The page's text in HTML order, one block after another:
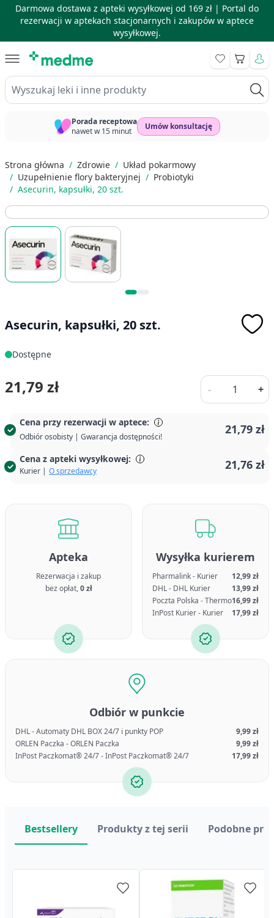
Darmowa dostawa z apteki wysyłkowej od 169 zł | Portal do
rezerwacji w aptekach stacjonarnych i zakupów w aptece
wysyłkowej.
Wyszukaj leki i inne produkty
Koszyk
Porada receptowa
nawet w 15 minut
Umów konsultację
Strona główna / Zdrowie / Układ pokarmowy
/ Uzupełnienie flory bakteryjnej / Probiotyki
/ Asecurin, kapsułki, 20 szt.
Asecurin, kapsułki, 20 szt.
Dostępne
Cena przy rezerwacji w aptece:
Odbiór osobisty | Gwarancja dostępności!
21,79 zł
Cena z apteki wysyłkowej:
Kurier | O sprzedawcy 21,76 zł
21,79 zł -
Ilość
+
Apteka
Rezerwacja i zakup
bez opłat,0 zł
Wysyłka kurierem
Pharmalink - Kurier
12,99 zł
DHL - DHL Kurier
13,99 zł
Poczta Polska - Thermo16,99 zł
InPost Kurier - Kurier
17,99 zł
Odbiór w punkcie
DHL - Automaty DHL BOX 24/7 i punkty POP
9,99 zł
ORLEN Paczka - ORLEN Paczka
9,99 zł
InPost Paczkomat® 24/7 - InPost Paczkomat® 24/7
17,99 zł
Bestsellery Produkty z tej serii Podobne